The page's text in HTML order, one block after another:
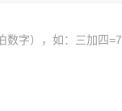
数字），如：三加四=7